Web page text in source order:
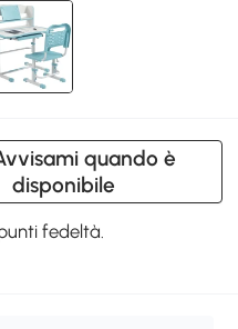
quando è
disponibile
fedeltà.